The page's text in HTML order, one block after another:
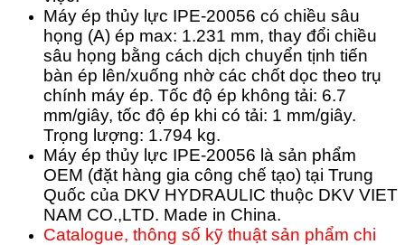
Máy ép thủy lực IPE-20056 có chiều sâu
họng (A) ép max: 1.231 mm, thay đổi chiều
sâu họng bằng cách dịch chuyển tịnh tiến
bàn ép lên/xuống nhờ các chốt dọc theo trụ
chính máy ép. Tốc độ ép không tải: 6.7
mm/giây, tốc độ ép khi có tải: 1 mm/giây.
Trọng lượng: 1.794 kg.
Máy ép thủy lực IPE-20056 là sản phẩm
OEM (đặt hàng gia công chế tạo) tại Trung
Quốc của DKV HYDRAULIC thuộc DKV VIET
NAM CO.,LTD. Made in China.
Catalogue, thông số kỹ thuật sản phẩm chi